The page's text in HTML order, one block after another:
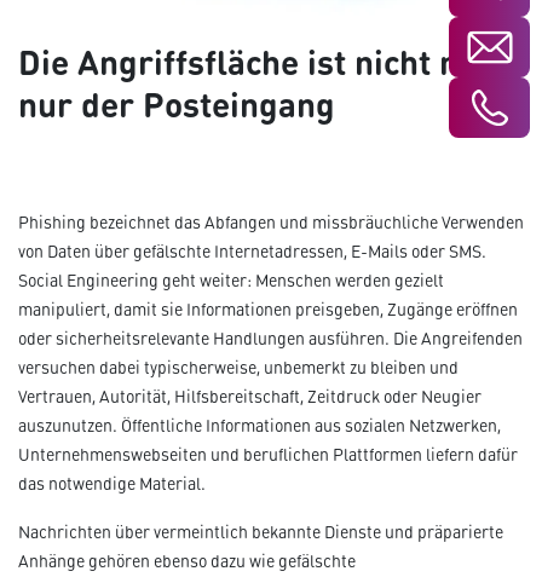
Die Angriffsfläche ist nicht mehr
nur der Posteingang
Phishing bezeichnet das Abfangen und missbräuchliche Verwenden
von Daten über gefälschte Internetadressen, E-Mails oder SMS.
Social Engineering geht weiter: Menschen werden gezielt
manipuliert, damit sie Informationen preisgeben, Zugänge eröffnen
oder sicherheitsrelevante Handlungen ausführen. Die Angreifenden
versuchen dabei typischerweise, unbemerkt zu bleiben und
Vertrauen, Autorität, Hilfsbereitschaft, Zeitdruck oder Neugier
auszunutzen. Öffentliche Informationen aus sozialen Netzwerken,
Unternehmenswebseiten und beruflichen Plattformen liefern dafür
das notwendige Material.
Nachrichten über vermeintlich bekannte Dienste und präparierte
Anhänge gehören ebenso dazu wie gefälschte